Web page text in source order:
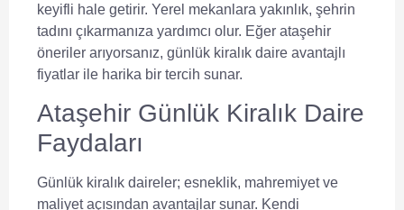
keyifli hale getirir. Yerel mekanlara yakınlık, şehrin
tadını çıkarmanıza yardımcı olur. Eğer ataşehir
öneriler arıyorsanız, günlük kiralık daire avantajlı
fiyatlar ile harika bir tercih sunar.
Ataşehir Günlük Kiralık Daire
Faydaları
Günlük kiralık daireler; esneklik, mahremiyet ve
maliyet açısından avantajlar sunar. Kendi